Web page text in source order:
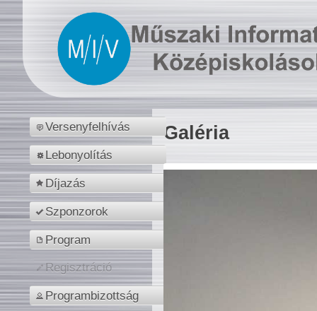
Versenyfelhívás
Lebonyolítás
Díjazás
Szponzorok
Program
Regisztráció
Programbizottság
Galéria